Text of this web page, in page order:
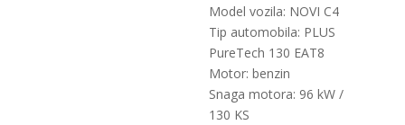
Model vozila: NOVI C4
Tip automobila: PLUS
PureTech 130 EAT8
Motor: benzin
Snaga motora: 96 kW /
130 KS